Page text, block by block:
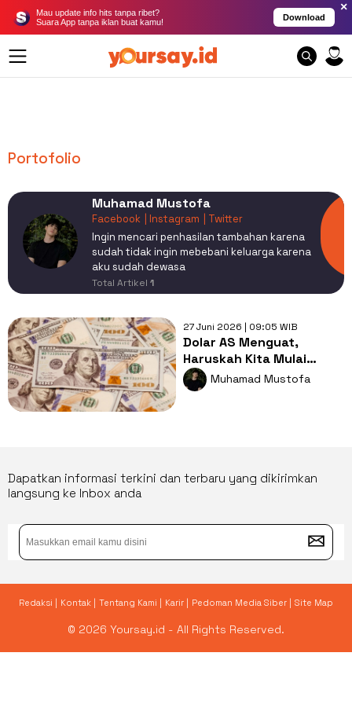
Mau update info hits tanpa ribet?
Suara App tanpa iklan buat kamu!
Download
×
Portofolio
Muhamad Mustofa
Facebook | Instagram
| Twitter
Ingin mencari penhasilan tambahan karena
sudah tidak ingin mebebani keluarga karena
aku sudah dewasa
Total Artikel 1
27 Juni 2026 | 09:05 WIB
Dolar AS Menguat,
Haruskah Kita Mulai
Mengencangkan Ikat
Pinggang Sekarang?
Muhamad Mustofa
Dapatkan informasi terkini dan terbaru yang dikirimkan
langsung ke Inbox anda
Redaksi | Kontak | Tentang Kami | Karir | Pedoman Media Siber | Site Map
© 2026 Yoursay.id - All Rights Reserved.